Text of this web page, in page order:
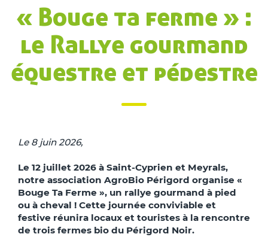
« Bouge ta ferme » :
le Rallye gourmand
équestre et pédestre
Le 8 juin 2026,
Le 12 juillet 2026 à Saint-Cyprien et Meyrals,
notre association AgroBio Périgord organise «
Bouge Ta Ferme », un rallye gourmand à pied
ou à cheval ! Cette journée conviviable et
festive réunira locaux et touristes à la rencontre
de trois fermes bio du Périgord Noir.